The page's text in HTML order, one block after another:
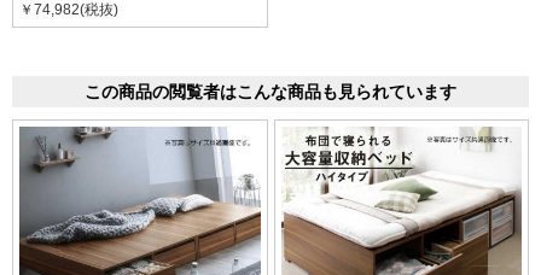
￥74,982(税抜)
この商品の閲覧者はこんな商品も見られています